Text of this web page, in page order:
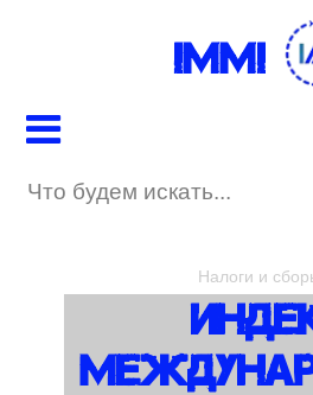
IMMI
Налоги и